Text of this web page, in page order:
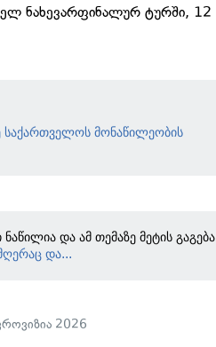
ნახევარფინალურ ტურში, 12
საქართველოს მონაწილეობის
და ამ თემაზე მეტის გაგება
და...
2026